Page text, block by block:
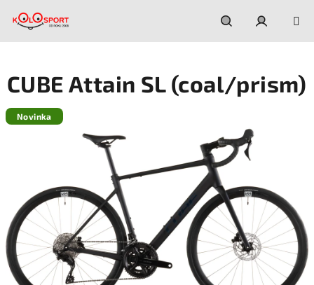
Hľadať
CUBE Attain SL (coal/prism)
Novinka